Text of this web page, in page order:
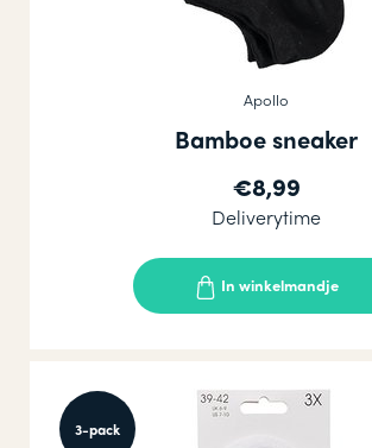
Apollo
Bamboe sneaker
€8,99
Deliverytime
In winkelmandje
3-pack